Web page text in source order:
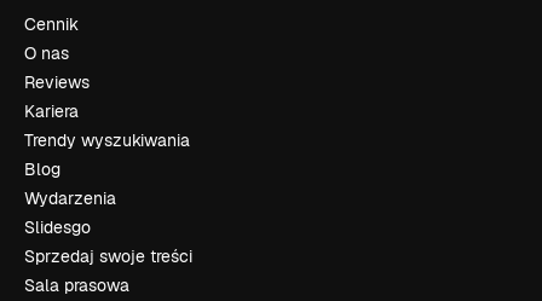
Cennik
O nas
Reviews
Kariera
Trendy wyszukiwania
Blog
Wydarzenia
Slidesgo
Sprzedaj swoje treści
Sala prasowa